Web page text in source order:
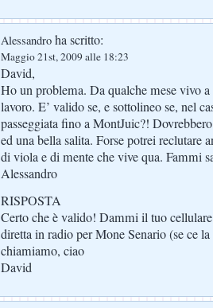
Alessandro ha scritto:
Maggio 21st, 2009 alle 18:23
David,
Ho un problema. Da qualche mese vivo
lavoro. E’ valido se, e sottolineo se, nel
passeggiata fino a MontJuic?!
ed una bella salita. Forse potrei reclutare
di viola e di mente che vive qua. Fammi
Alessandro
RISPOSTA
Certo che è valido! Dammi il tuo
diretta in radio per Mone Senario (se ce
chiamiamo, ciao
David